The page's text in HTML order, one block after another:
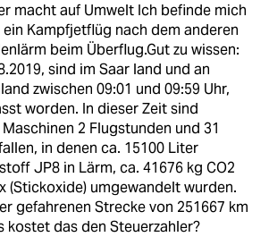
macht auf Umwelt Ich befinde mich
Kampfjetflüg nach dem anderen
beim Überflug.Gut zu wissen:
sind im Saar land und an
zwischen 09:01 und 09:59 Uhr,
worden. In dieser Zeit sind
2 Flugstunden und 31
in denen ca. 15100 Liter
JP8 in Lärm, ca. 41676 kg CO2
(Stickoxide) umgewan­delt wurden.
gefahrenen Strecke von 251667 km
kostet das den Steuerzahler?